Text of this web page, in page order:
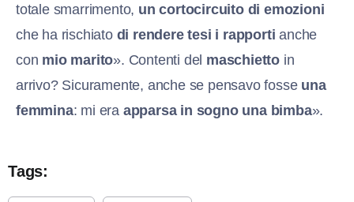
totale smarrimento, un cortocircuito di emozioni
che ha rischiato di rendere tesi i rapporti anche
con mio marito». Contenti del maschietto in
arrivo? Sicuramente, anche se pensavo fosse una
femmina: mi era apparsa in sogno una bimba».
Tags: